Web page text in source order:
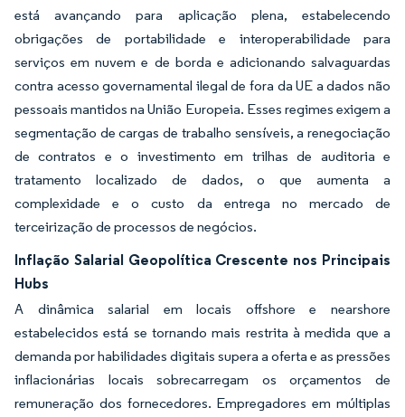
está avançando para aplicação plena, estabelecendo
obrigações de portabilidade e interoperabilidade para
serviços em nuvem e de borda e adicionando salvaguardas
contra acesso governamental ilegal de fora da UE a dados não
pessoais mantidos na União Europeia. Esses regimes exigem a
segmentação de cargas de trabalho sensíveis, a renegociação
de contratos e o investimento em trilhas de auditoria e
tratamento localizado de dados, o que aumenta a
complexidade e o custo da entrega no mercado de
terceirização de processos de negócios.
Inflação Salarial Geopolítica Crescente nos Principais
Hubs
A dinâmica salarial em locais offshore e nearshore
estabelecidos está se tornando mais restrita à medida que a
demanda por habilidades digitais supera a oferta e as pressões
inflacionárias locais sobrecarregam os orçamentos de
remuneração dos fornecedores. Empregadores em múltiplas